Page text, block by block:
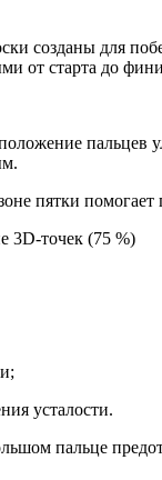
созданы для
от старта до
пальцев
пятки помогает
3D‑точек (75 %)
усталости.
пальце